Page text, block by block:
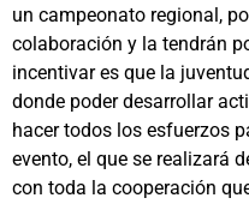
un campeonato regional,
colaboración y la tendrán
incentivar es que la
donde poder desarrollar
hacer todos los esfuerzos
evento, el que se realizará
con toda la cooperación